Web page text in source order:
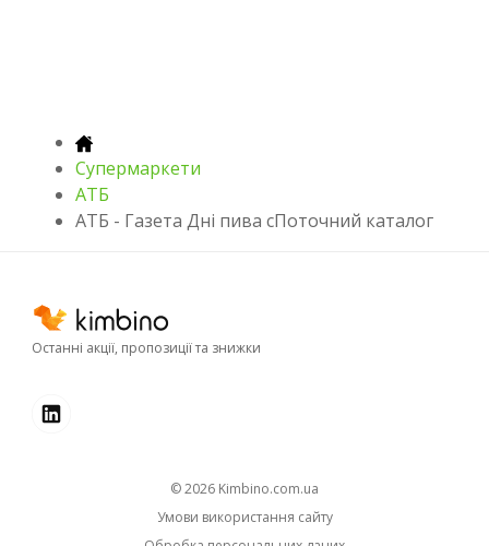
Супермаркети
АТБ
АТБ - Газета Дні пива cПоточний каталог
Останні акції, пропозиції та знижки
© 2026
kimbino.com.ua
Умови використання сайту